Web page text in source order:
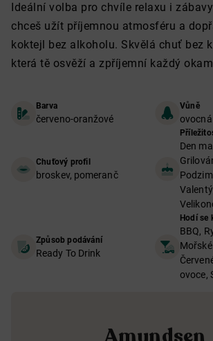
Ideální volba pro chvíle relaxu i
chceš užít příjemnou atmosféru a
koktejl bez alkoholu. Skvělá chuť bez
která tě osvěží a zpříjemní každý
Barva
červeno-oranžové
Vůně
ovocná
Chuťový profil
broskev, pomeranč
Den
Způsob podávání
Ready To Drink
Hodí se
BBQ,
ovoce,